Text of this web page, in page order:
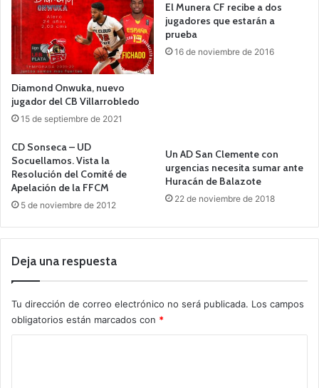
Diamond Onwuka, nuevo
jugador del CB Villarrobledo
15 de septiembre de 2021
El Munera CF recibe a dos
jugadores que estarán a
prueba
16 de noviembre de 2016
CD Sonseca – UD
Socuellamos. Vista la
Resolución del Comité de
Apelación de la FFCM
5 de noviembre de 2012
Un AD San Clemente con
urgencias necesita sumar ante
Huracán de Balazote
22 de noviembre de 2018
Deja una respuesta
Tu dirección de correo electrónico no será publicada. Los campos
obligatorios están marcados con *